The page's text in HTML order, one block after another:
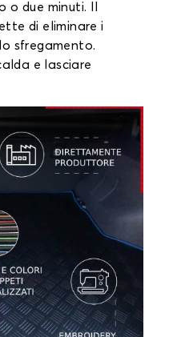
due minuti. Il
di eliminare i
sfregamento.
e lasciare